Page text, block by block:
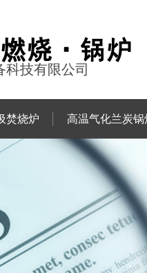
技有限公司
焚烧炉 高温气化兰炭锅